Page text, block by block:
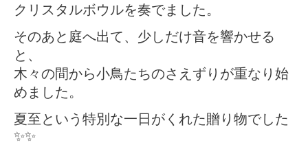
クリスタルボウルを奏でました。
そのあと庭へ出て、少しだけ音を響かせる
と、
木々の間から小鳥たちのさえずりが重なり始
めました。
夏至という特別な一日がくれた贈り物でした
✨✨